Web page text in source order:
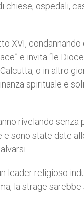
ospedali,
XVI,
e invita “le
o in altro
spirituale e
rivelando senza
e sono state date
leader religioso
la strage sarebbe